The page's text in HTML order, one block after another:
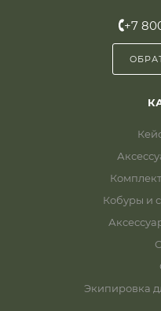
+7
Кобуры и
Экипировка